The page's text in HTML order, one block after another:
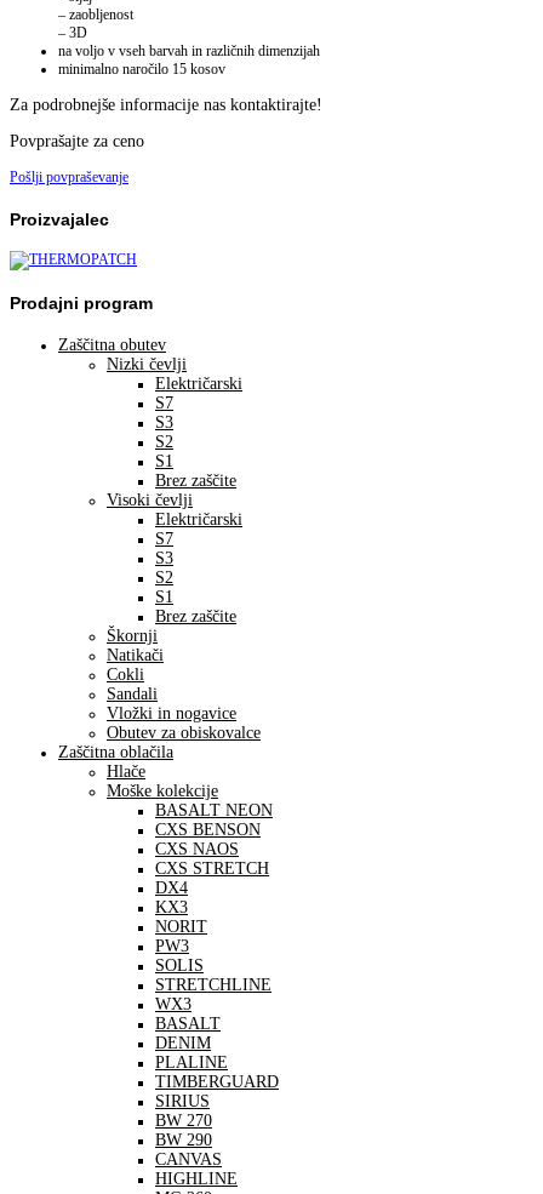
– zaobljenost
– 3D
na voljo v vseh barvah in različnih dimenzijah
minimalno naročilo 15 kosov
Za podrobnejše informacije nas kontaktirajte!
Povprašajte za ceno
Pošlji povpraševanje
Proizvajalec
Prodajni program
Zaščitna obutev
Nizki čevlji
Električarski
S7
S3
S2
S1
Brez zaščite
Visoki čevlji
Električarski
S7
S3
S2
S1
Brez zaščite
Škornji
Natikači
Cokli
Sandali
Vložki in nogavice
Obutev za obiskovalce
Zaščitna oblačila
Hlače
Moške kolekcije
BASALT NEON
CXS BENSON
CXS NAOS
CXS STRETCH
DX4
KX3
NORIT
PW3
SOLIS
STRETCHLINE
WX3
BASALT
DENIM
PLALINE
TIMBERGUARD
SIRIUS
BW 270
BW 290
CANVAS
HIGHLINE